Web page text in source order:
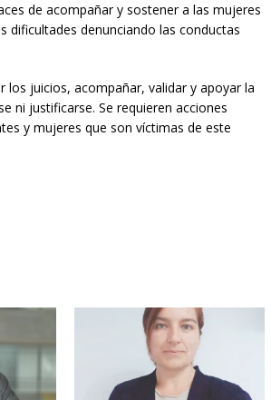
de acompañar y sostener a las mujeres
dificultades denunciando las conductas
juicios, acompañar, validar y apoyar la
ni justificarse. Se requieren acciones
y mujeres que son víctimas de este